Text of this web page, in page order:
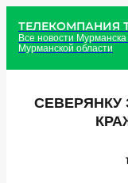
ТЕЛЕКОМПАНИЯ
Все новости Мурманска
Мурманской области